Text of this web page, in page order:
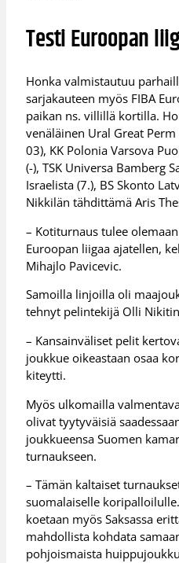
Testi Euroopan
Honka valmistautuu
sarjakauteen myös FIBA
paikan ns. villillä kortilla.
venäläinen Ural Great
03), KK Polonia Varsova
(-), TSK Universa Bamberg
Israelista (7.), BS Skonto
Nikkilän tähdittämä Aris
– Kotiturnaus tulee
Euroopan liigaa ajatellen,
Mihajlo Pavicevic.
Samoilla linjoilla oli
tehnyt pelintekijä Olli
– Kansainväliset pelit
joukkue oikeastaan osaa
kiteytti.
Myös ulkomailla
olivat tyytyväisiä
joukkueensa Suomen
turnaukseen.
– Tämän kaltaiset
suomalaiselle
koetaan myös Saksassa
mahdollista kohdata
pohjoismaista